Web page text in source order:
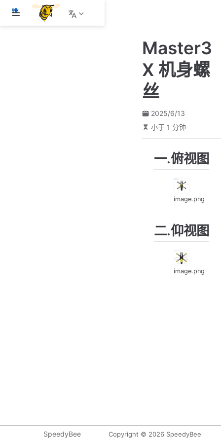
跳
Master3
X 机身螺
丝
2025/6/13
小于 1 分钟
一.俯视图
image.png
二.仰视图
image.png
SpeedyBee Copyright © 2026 SpeedyBee